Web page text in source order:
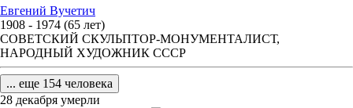
Евгений Вучетич
1908 - 1974 (65 лет)
СОВЕТСКИЙ СКУЛЬПТОР-МОНУМЕНТАЛИСТ,
НАРОДНЫЙ ХУДОЖНИК СССР
... еще 154 человека
28 декабря умерли